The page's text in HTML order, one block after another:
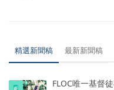
精選新聞稿 最新新聞稿
FLOC唯一基督